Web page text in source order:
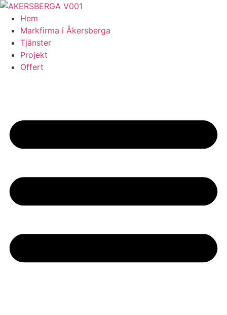
Skip
content
Hem
Markfirma i Åkersberga
Tjänster
Projekt
Offert